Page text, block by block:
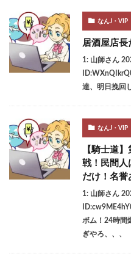
なんJ・VIP
居酒屋店
1: 山師さん
達、明日挽回
なんJ・VIP
【騎士道
戦！民間人
だけ！名誉
1: 山師さん
ボム！24時間
ぎやろ、、、